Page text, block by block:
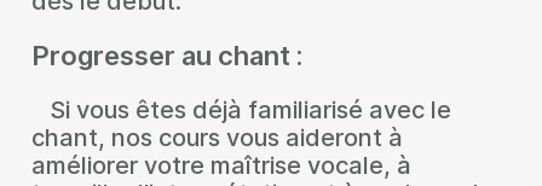
Progresser au chant :
Si vous êtes déjà familiarisé avec le
chant, nos cours vous aideront à
améliorer votre maîtrise vocale, à